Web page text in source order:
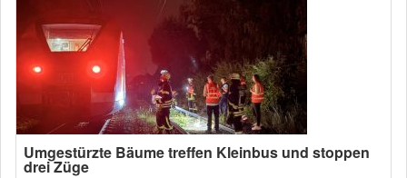
Umgestürzte Bäume treffen Kleinbus und stoppen
drei Züge